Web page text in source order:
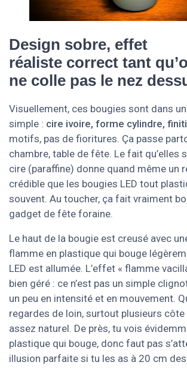
Design sobre, effet
réaliste correct tant
ne colle pas le nez
Visuellement, ces bougies sont dans
simple : cire ivoire, forme cylindre,
motifs, pas de fioritures. Ça passe
chambre, table de fête. Le fait qu’elles
cire (paraffine) donne quand même un
crédible que les bougies LED tout
souvent. Au toucher, ça fait vraiment
gadget de fête foraine.
Le haut de la bougie est creusé avec
flamme en plastique qui bouge
LED est allumée. L’effet « flamme
bien géré : ce n’est pas un simple
un peu en intensité et en mouvement.
regardes de loin, surtout plusieurs
assez naturel. De près, tu vois
plastique qui bouge, donc faut pas
illusion parfaite si tu les as à 20 cm des